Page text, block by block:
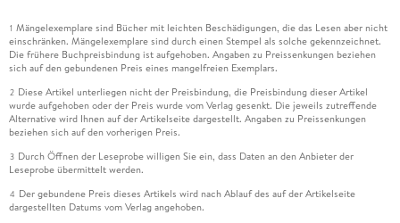
1 Mängelexemplare sind Bücher mit leichten Beschädigungen, die das Lesen aber nicht
einschränken. Mängelexemplare sind durch einen Stempel als solche gekennzeichnet.
Die frühere Buchpreisbindung ist aufgehoben. Angaben zu Preissenkungen beziehen
sich auf den gebundenen Preis eines mangelfreien Exemplars.
2 Diese Artikel unterliegen nicht der Preisbindung, die Preisbindung dieser Artikel
wurde aufgehoben oder der Preis wurde vom Verlag gesenkt. Die jeweils zutreffende
Alternative wird Ihnen auf der Artikelseite dargestellt. Angaben zu Preissenkungen
beziehen sich auf den vorherigen Preis.
3 Durch Öffnen der Leseprobe willigen Sie ein, dass Daten an den Anbieter der
Leseprobe übermittelt werden.
4 Der gebundene Preis dieses Artikels wird nach Ablauf des auf der Artikelseite
dargestellten Datums vom Verlag angehoben.